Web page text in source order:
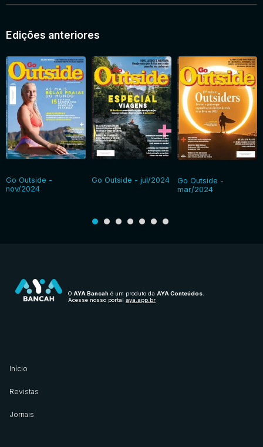
Edições anteriores
Go Outside -
nov/2024
Go Outside - jul/2024
Go Outside -
mar/2024
O AYA Bancah é um produto da AYA Conteúdos
Acesse nosso portal aya.app.br
Início
Revistas
Jornais